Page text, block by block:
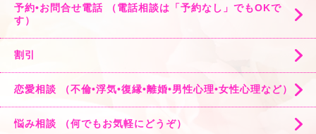
予約•お問合せ電話 （電話相談は「予約なし」でもOKで
す）
割引
恋愛相談 （不倫•浮気•復縁•離婚•男性心理•女性心理など）
悩み相談 （何でもお気軽にどうぞ）